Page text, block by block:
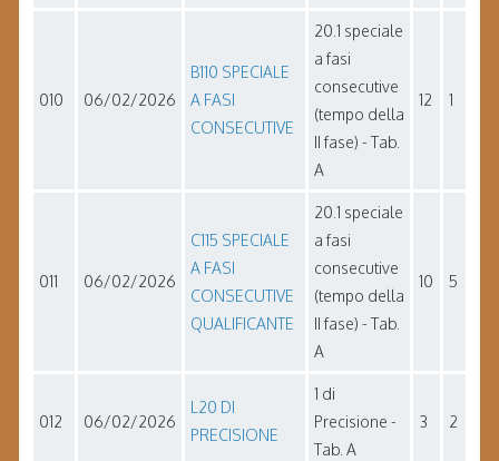
010 06/02/2026
B110 SPECIALE
A FASI
CONSECUTIVE
20.1 speciale
a fasi
consecutive
(tempo della
II fase) - Tab.
A
12 1
011 06/02/2026
C115 SPECIALE
A FASI
CONSECUTIVE
QUALIFICANTE
20.1 speciale
a fasi
consecutive
(tempo della
II fase) - Tab.
A
10 5
012 06/02/2026
L20 DI
PRECISIONE
1 di
Precisione -
Tab. A
3 2